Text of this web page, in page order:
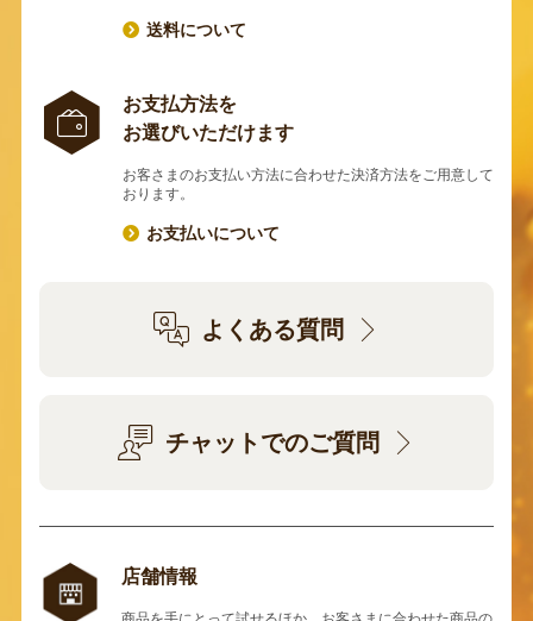
送料について
お支払方法を
お選びいただけます
お客さまのお支払い方法に合わせた決済方法をご用意して
おります。
お支払いについて
よくある質問
チャットでのご質問
店舗情報